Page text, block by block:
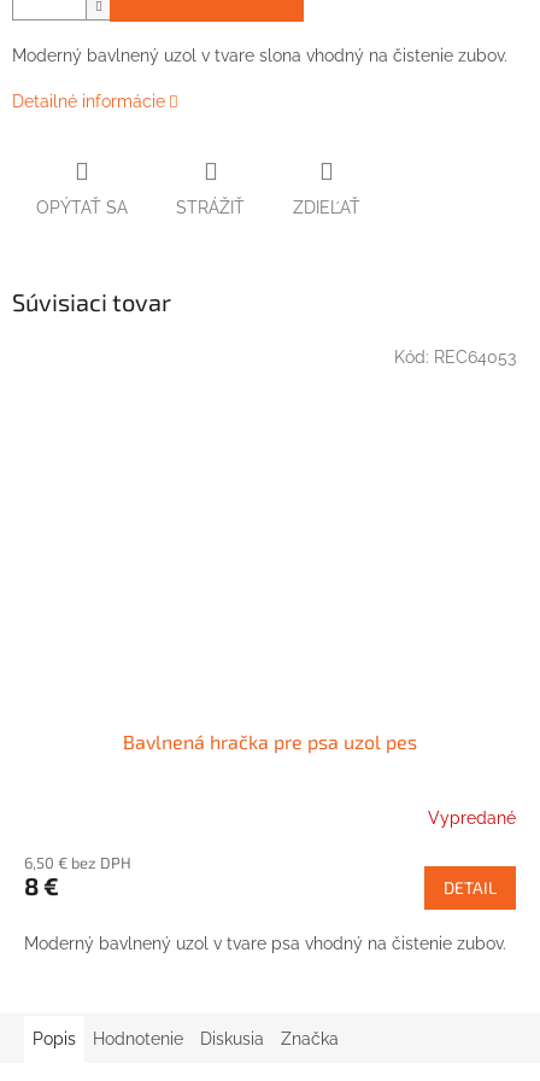
Moderný bavlnený uzol v tvare slona vhodný na čistenie zubov.
Detailné informácie
OPÝTAŤ SA STRÁŽIŤ ZDIEĽAŤ
Súvisiaci tovar
Bavlnená hračka pre psa uzol pes
Vypredané
6,50 € bez DPH
8 € DETAIL
Moderný bavlnený uzol v tvare psa vhodný na čistenie zubov.
Kód: REC64053
Popis Hodnotenie Diskusia Značka